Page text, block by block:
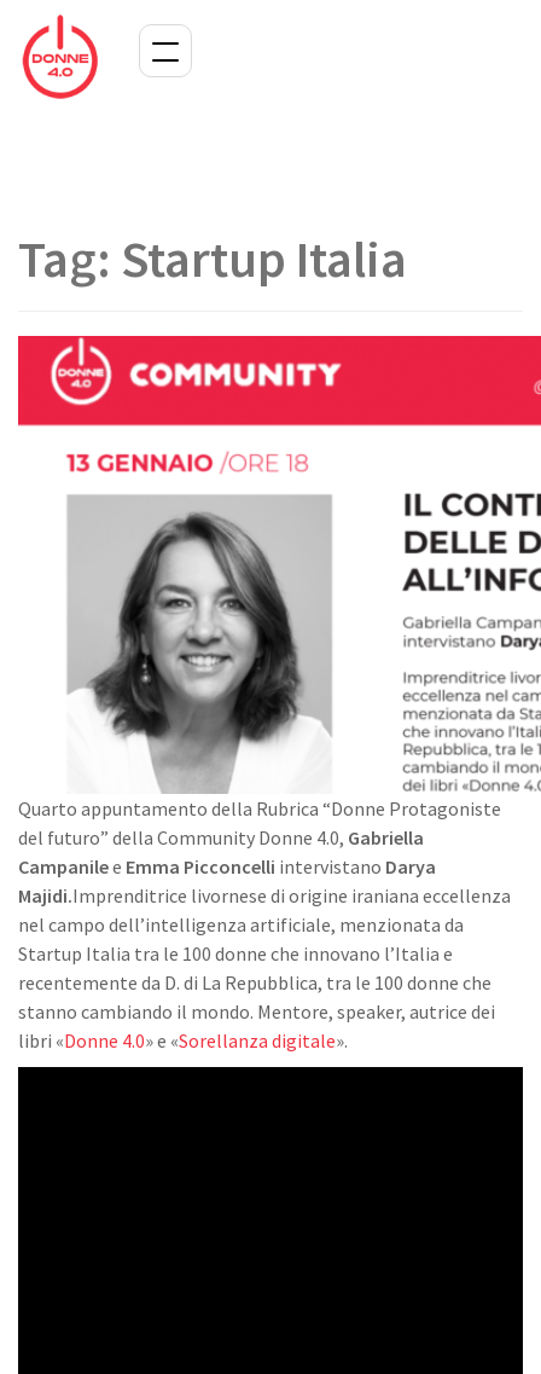
Tag: Startup Italia
Quarto appuntamento della Rubrica “Donne Protagoniste
del futuro” della Community Donne 4.0, Gabriella
Campanilee Emma Picconcelli intervistano Darya
Majidi.Imprenditrice livornese di origine iraniana eccellenza
nel campo dell’intelligenza artificiale, menzionata da
Startup Italia tra le 100 donne che innovano l’Italia e
recentemente da D. di La Repubblica, tra le 100 donne che
stanno cambiando il mondo. Mentore, speaker, autrice dei
libri «Donne 4.0» e «Sorellanza digitale».